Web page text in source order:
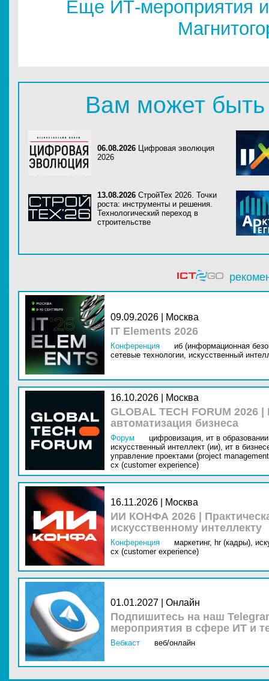
Еще ИТ-мероприятия
Вам может быть
06.08.2026 Цифровая эволюция
2026
13.08.2026 СтройТех 2026. Точки
роста: инструменты и решения.
Технологический переход в
строительстве
09.09.2026 | Москва
IT Elements 2026
Конференция
иб (информационная
сетевые технологии, искусственный
16.10.2026 | Москва
GLOBAL TECH FORUM
автоматизация бизнеса
Форум цифровизация, ит в
искусственный интеллект (ии), ит в
управление проектами (project
cx (customer experience)
16.11.2026 | Москва
ИИ КОНФА 2026 |
искусственному интеллекту
Конференция маркетинг, hr (кадры),
cx (customer experience)
01.01.2027 | Онлайн
Подпишитесь на наш
мероприятия в сфере ИТ и
Вебкаст веб/онлайн